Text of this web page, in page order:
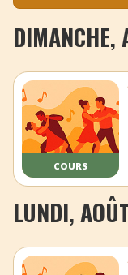
COURS
LUNDI,